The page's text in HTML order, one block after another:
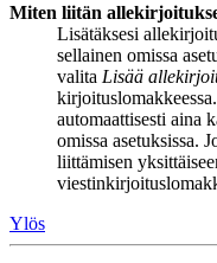
Miten liitän
Lisätäksesi
sellainen omissa
valita Lisää
automaattisesti aina
omissa asetuksissa.
liittämisen
Ylös